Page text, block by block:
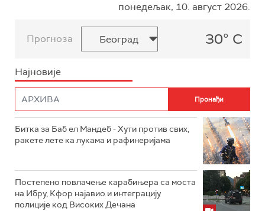
понедељак, 10. август 2026.
Прогноза 30° C
Најновије
Битка за Баб ел Мандеб - Хути против свих,
ракете лете ка лукама и рафинеријама
Постепено повлачење карабињера са моста
на Ибру, Кфор најавио и интеграцију
полиције код Високих Дечана